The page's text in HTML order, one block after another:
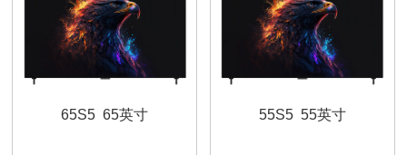
65S5 65英寸 55S5 55英寸